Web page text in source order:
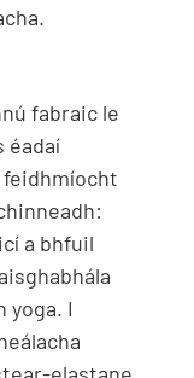
fabraic le
éadaí
a bhfuil
yoga. I